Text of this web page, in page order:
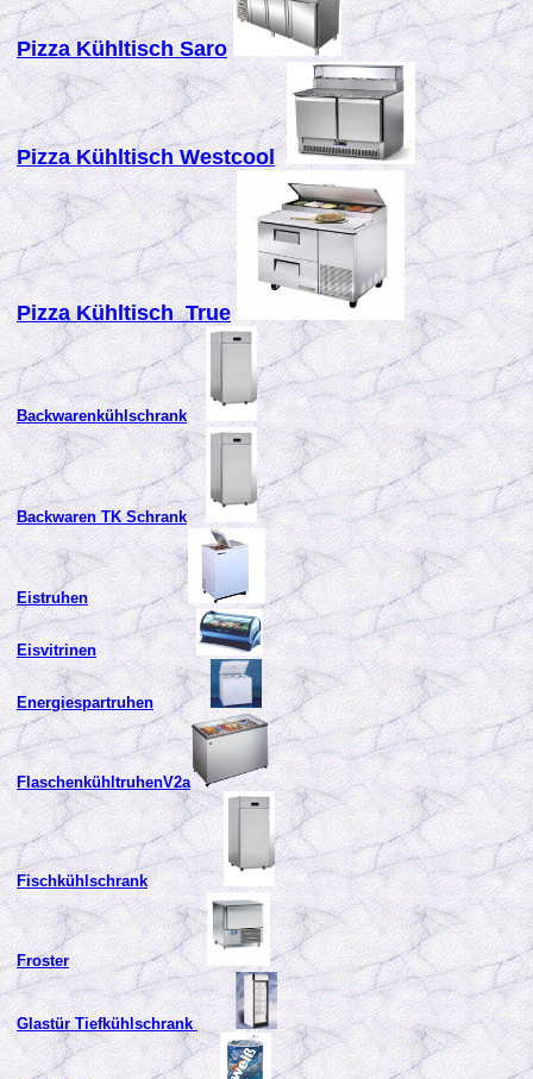
Pizza Kühltisch Saro
Pizza Kühltisch Westcool
Pizza Kühltisch True
Backwarenkühlschrank
Backwaren TK Schrank
Eistruhen
Eisvitrinen
Energiespartruhen
FlaschenkühltruhenV2a
Fischkühlschrank
Froster
Glastür Tiefkühlschrank